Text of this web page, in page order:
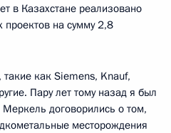
в Казахстане реализовано
проектов на сумму 2,8
как Siemens, Knauf,
Пару лет тому назад я был
договорились о том,
месторождения